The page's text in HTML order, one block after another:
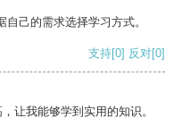
己的需求选择学习方式。
支持[0] 反对[0]
让我能够学到实用的知识。